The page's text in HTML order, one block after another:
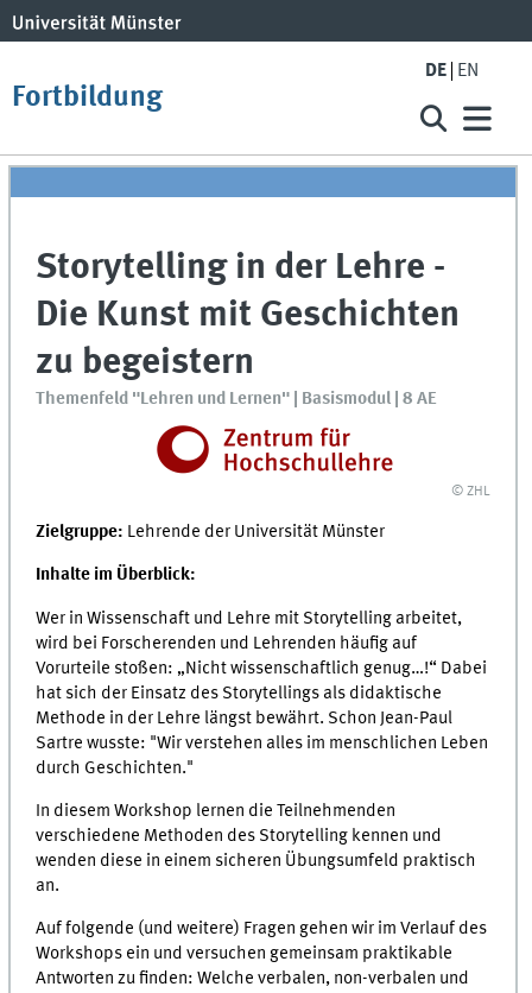
Fortbildung
DE EN
Storytelling in der Lehre -
Die Kunst mit Geschichten
zu begeistern
Themenfeld "Lehren und Lernen" | Basismodul | 8 AE
© ZHL
Zielgruppe: Lehrende der Universität Münster
Inhalte im Überblick:
Wer in Wissenschaft und Lehre mit Storytelling arbeitet,
wird bei Forscherenden und Lehrenden häufig auf
Vorurteile stoßen: „Nicht wissenschaftlich genug…!“ Dabei
hat sich der Einsatz des Storytellings als didaktische
Methode in der Lehre längst bewährt. Schon Jean-Paul
Sartre wusste: "Wir verstehen alles im menschlichen Leben
durch Geschichten."
In diesem Workshop lernen die Teilnehmenden
verschiedene Methoden des Storytelling kennen und
wenden diese in einem sicheren Übungsumfeld praktisch
an.
Auf folgende (und weitere) Fragen gehen wir im Verlauf des
Workshops ein und versuchen gemeinsam praktikable
Antworten zu finden: Welche verbalen, non-verbalen und